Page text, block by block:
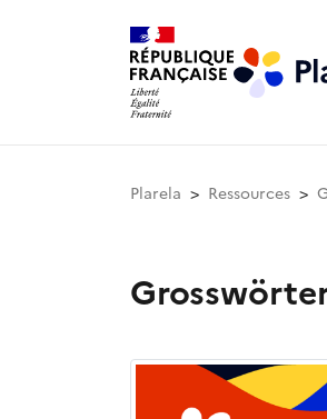
Plarela Ressources